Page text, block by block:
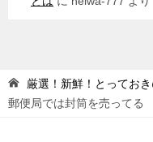
厳選！新鮮！とってお
郵便局では封筒を売ってる